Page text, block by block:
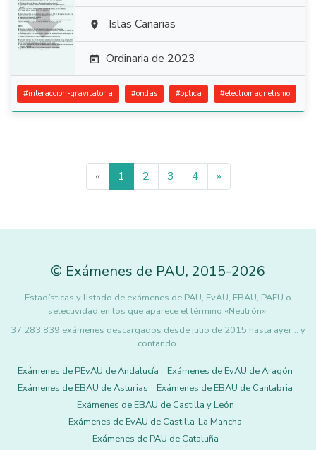
  Islas Canarias
 Ordinaria de 2023
#interaccion-gravitatoria #ondas #optica #electromagnetismo
« 1 2 3 4 »
© Exámenes de PAU, 2015-2026
Estadísticas y listado de exámenes de PAU, EvAU, EBAU, PAEU o
selectividad en los que aparece el término «Neutrón».
37.283.839 exámenes descargados desde julio de 2015 hasta ayer... y
contando.
Exámenes de PEvAU de Andalucía
Exámenes de EvAU de Aragón
Exámenes de EBAU de Asturias
Exámenes de EBAU de Cantabria
Exámenes de EBAU de Castilla y León
Exámenes de EvAU de Castilla-La Mancha
Exámenes de PAU de Cataluña